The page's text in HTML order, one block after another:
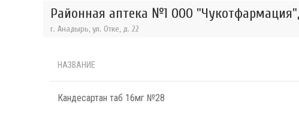
Районная аптека №1 ООО
г. Анадырь, ул. Отке, д. 22
НАЗВАНИЕ
Кандесартан таб 16мг №28